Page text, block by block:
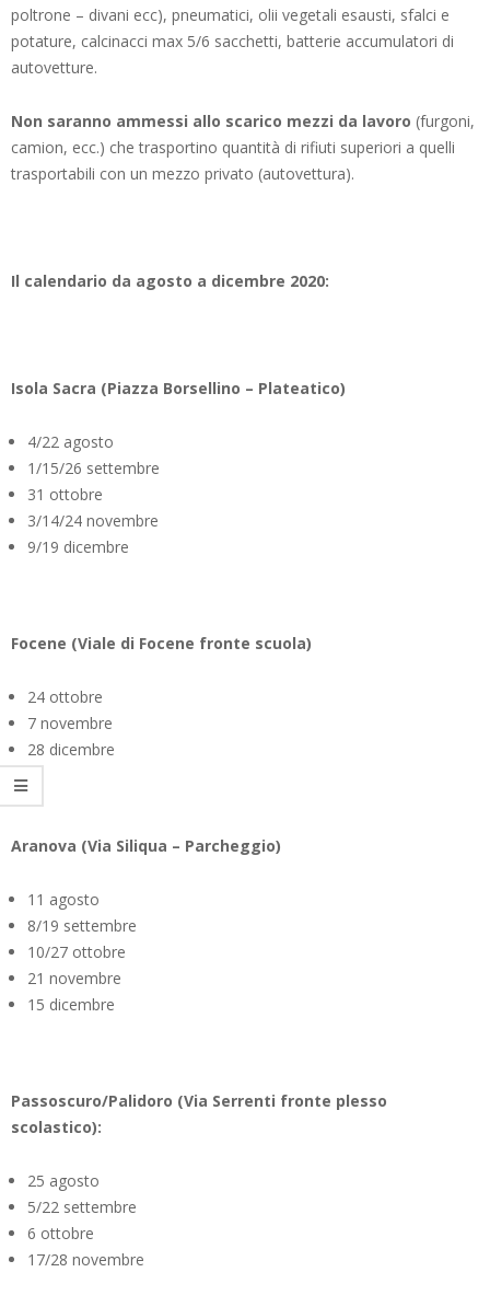
poltrone – divani ecc), pneumatici, olii vegetali esausti, sfalci e
potature, calcinacci max 5/6 sacchetti, batterie accumulatori di
autovetture.
Non saranno ammessi allo scarico mezzi da lavoro (furgoni,
camion, ecc.) che trasportino quantità di rifiuti superiori a quelli
trasportabili con un mezzo privato (autovettura).
Il calendario da agosto a dicembre 2020:
Isola Sacra (Piazza Borsellino – Plateatico)
4/22 agosto
1/15/26 settembre
31 ottobre
3/14/24 novembre
9/19 dicembre
Focene (Viale di Focene fronte scuola)
24 ottobre
7 novembre
28 dicembre
Aranova (Via Siliqua – Parcheggio)
11 agosto
8/19 settembre
10/27 ottobre
21 novembre
15 dicembre
Passoscuro/Palidoro (Via Serrenti fronte plesso
scolastico):
25 agosto
5/22 settembre
6 ottobre
17/28 novembre